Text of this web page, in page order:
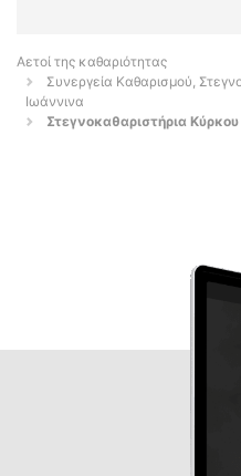
Αετοί της καθαριότητας
Συνεργεία Καθαρισμού,
Ιωάννινα
Στεγνοκαθαριστήρια Κύρκου